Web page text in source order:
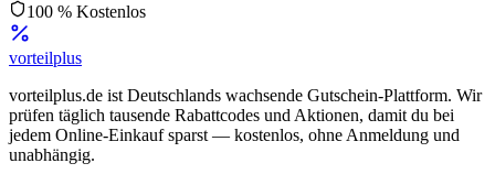
100 % Kostenlos
vorteilplus
vorteilplus.de ist Deutschlands wachsende Gutschein-Plattform. Wir
prüfen täglich tausende Rabattcodes und Aktionen, damit du bei
jedem Online-Einkauf sparst — kostenlos, ohne Anmeldung und
unabhängig.